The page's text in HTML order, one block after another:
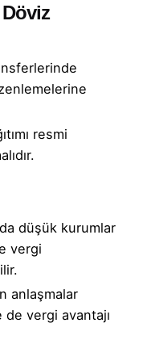
Döviz
resmi
düşük kurumlar
vergi
anlaşmalar
vergi avantajı